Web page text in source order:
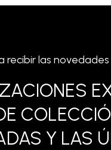
las novedades
Y LAS